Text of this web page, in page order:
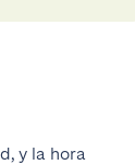
y la hora